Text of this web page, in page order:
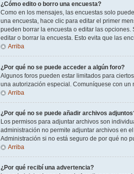
¿Cómo edito o borro una encuesta?
Como en los mensajes, las encuestas solo
una encuesta, hace clic para editar el primer
pueden borrar la encuesta o editar las
editar o borrar la encuesta. Esto evita que las
Arriba
¿Por qué no se puede acceder a algún foro?
Algunos foros pueden estar limitados para
una autorización especial. Comuníquese con
Arriba
¿Por qué no se puede añadir archivos
Los permisos para adjuntar archivos son
administración no permite adjuntar archivos en
Administración si no está seguro de por qué no
Arriba
¿Por qué recibí una advertencia?